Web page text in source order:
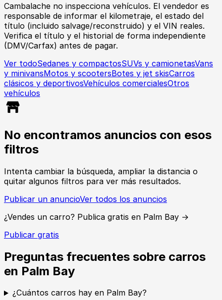
Cambalache no inspecciona vehículos. El vendedor es
responsable de informar el kilometraje, el estado del
título (incluido salvage/reconstruido) y el VIN reales.
Verifica el título y el historial de forma independiente
(DMV/Carfax) antes de pagar.
Ver todoSedanes y compactosSUVs y camionetasVans
y minivansMotos y scootersBotes y jet skisCarros
clásicos y deportivosVehículos comercialesOtros
vehículos
No encontramos anuncios con esos
filtros
Intenta cambiar la búsqueda, ampliar la distancia o
quitar algunos filtros para ver más resultados.
Publicar un anuncioVer todos los anuncios
¿Vendes un carro? Publica gratis en Palm Bay →
Publicar gratis
Preguntas frecuentes sobre carros
en Palm Bay
¿Cuántos carros hay en Palm Bay?